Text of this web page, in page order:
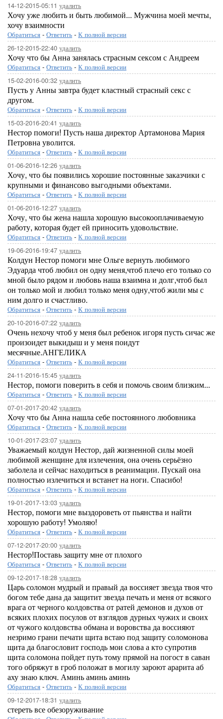
14-12-2015-05:11 удалить
Хочу уже любить и быть любимой... Мужчина моей мечты,
хочу взаимности
Обратиться - Ответить - К полной версии
26-12-2015-22:40 удалить
Хочу что бы Анна занялась страсным сексом с Андреем
Обратиться - Ответить - К полной версии
15-02-2016-00:32 удалить
Пусть у Анны завтра будет кластный страсный секс с
другом.
Обратиться - Ответить - К полной версии
15-03-2016-20:41 удалить
Нестор помоги! Пусть наша директор Артамонова Мария
Петровна уволится.
Обратиться - Ответить - К полной версии
01-06-2016-12:26 удалить
Хочу, что бы появились хорошие постоянные заказчики с
крупными и финансово выгодными объектами.
Обратиться - Ответить - К полной версии
01-06-2016-12:27 удалить
Хочу, что бы жена нашла хорошую высокооплачиваемую
работу, которая будет ей приносить удовольствие.
Обратиться - Ответить - К полной версии
19-06-2016-19:47 удалить
Колдун Нестор помоги мне Ольге вернуть любимого
Эдуарда чтоб любил он одну меня,чтоб плечо его только со
мной было рядом и любовь наша взаимна и долг,чтоб был
он только мой и любил только меня одну,чтоб жили мы с
ним долго и счастливо.
Обратиться - Ответить - К полной версии
20-10-2016-07:22 удалить
Очень нехочу чтоб у меня был ребенок игоря пусть сичас же
произоидет выкидыш и у меня поидут
месячные.АНГЕЛИКА
Обратиться - Ответить - К полной версии
24-11-2016-15:45 удалить
Нестор, помоги поверить в себя и помочь своим близким...
Обратиться - Ответить - К полной версии
07-01-2017-20:42 удалить
Хочу что бы Анна нашла себе постоянного любовника
Обратиться - Ответить - К полной версии
10-01-2017-23:07 удалить
Уважаемый колдун Нестор, дай жизненной силы моей
любимой женщине для излечения, она очень серьёзно
заболела и сейчас находиться в реанимации. Пускай она
полностью излечиться и встанет на ноги. Спасибо!
Обратиться - Ответить - К полной версии
19-01-2017-13:03 удалить
Нестор, помоги мне выздороветь от пьянства и найти
хорошую работу! Умоляю!
Обратиться - Ответить - К полной версии
07-12-2017-20:00 удалить
Нестор!Поставь защиту мне от плохого
Обратиться - Ответить - К полной версии
09-12-2017-18:28 удалить
Царь соломон мудрый и правый да воссияет звезда твоя что
богом тебе дана да защитит звезда печать и меня от всякого
врага от черного колдовства от ратей демонов и духов от
всяких плохих посулов от взглядов дурных чужих и своих
от чужого колдовства обмана и воровства да воссияют
незримо грани печати щита встаю под защиту соломонова
щита да благословит господь мои слова а кто супротив
щита соломона пойдет путь тому прямой на погост в саван
того обряжут в гроб положат в могилу зароют арарита аб
аху знаю ключ. Аминь аминь аминь
Обратиться - Ответить - К полной версии
09-12-2017-18:31 удалить
стереть все обезоруживание